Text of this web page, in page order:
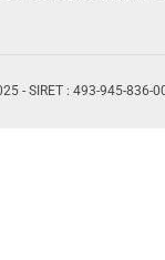
- SIRET : 493-945-836-